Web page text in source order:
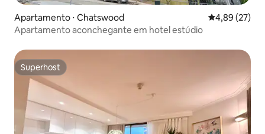
Apartamento ⋅ Chatswood 4,89 de uma
4,89 (27)
Apartamento aconchegante em hotel estúdio
Superhost
Superhost